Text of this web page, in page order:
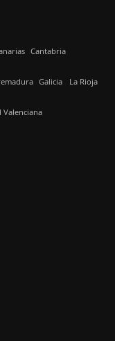
Cantabria
Galicia La Rioja
Valenciana